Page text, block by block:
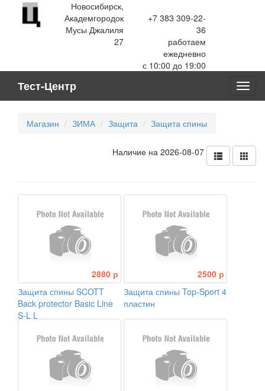
Новосибирск,
Академгородок
Мусы Джалиля
27
+7 383 309-22-
36
работаем
ежедневно
с 10:00 до 19:00
Тест-Центр
Магазин ЗИМА Защита Защита спины
Наличие на 2026-08-07
2880 р
Защита спины SCOTT
Back protector Basic Line
S-L L
2500 р
Защита спины Top-Sport 4
пластин